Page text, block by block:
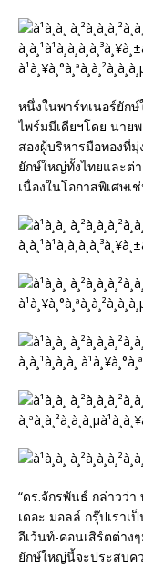
หนึ่งในพาร์ทเนอร์ยัก
ไพร์มมีเดียฯโดย นาย
สองผู้บริหารมือทองที่
ยักษ์ใหญ่ทั้งไทยและต่
เนื่องในโอกาสพิเศษเ
“ดร.จักรพันธ์ กล่าวว่
เดอะ มอลล์ กรุ๊ปเรา
อีเว้นท์-คอนเสิร์ตต่าง
ยักษ์ใหญ่นี้จะประสบค